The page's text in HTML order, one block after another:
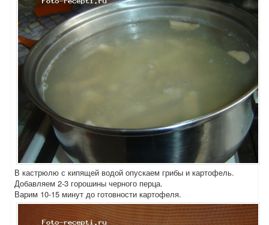
В кастрюлю с кипящей водой опускаем грибы и картофель.
Добавляем 2-3 горошины черного перца.
Варим 10-15 минут до готовности картофеля.